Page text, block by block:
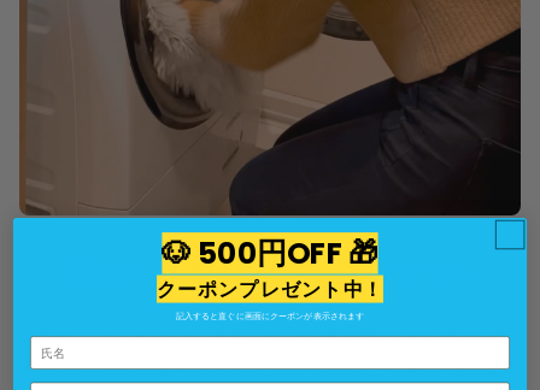
❻ 滑り止め付きで、どこでも安心
裏面には滑り止め加工を施しており、フローリング、カーペット、
タイル、ウッドデッキ、芝生、さらには車の中でも滑りにくい仕
様。どんな場所でもズレにくいから、元気に動き回る子犬も、足腰
🐶 500円OFF 🎁
クーポンプレゼント中！
記入すると直ぐに画面にクーポンが表示されます